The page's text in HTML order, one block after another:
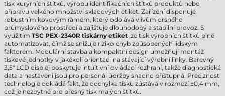
tisk kurýrních štítků, výrobu identifikačních štítků produktů nebo
přípravu velkého množství skladových etiket. Zařízení disponuje
robustním kovovým rámem, který odolává vlivům drsného
průmyslového prostředí a zajišťuje dlouhodobý a stabilní provoz. S
využitím TSC PEX-2340R tiskárny etiket lze tisk výrobních štítků plně
automatizovat, čímž se snižuje riziko chyb způsobených lidským
faktorem. Modulární stavba a kompaktní design umožňují montáž
tiskové jednotky v jakékoli orientaci na stávající výrobní linky. Barevný
3,5" LCD displej poskytuje intuitivní ovládací rozhraní, takže diagnostická
data a nastavení jsou pro personál údržby snadno přístupná. Preciznost
technologie dokládá fakt, že odchylka tisku zůstává v rozmezí ±0,4 mm,
což je nezbytné pro přesný tisk malých štítků.